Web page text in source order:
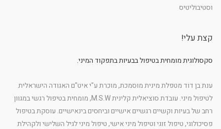
וסטיבוליטיס
קצת עלי!
סקסולוגית מומחית בטיפול בבעיות בתפקוד המיני.
ענת בן דוד מטפלת מינית מוסמכת, מוכרת ע"י איט"ם האגודה הישראלית
לטיפול מיני. עובדת סוציאלית קלינית M.S.W, מומחית בטיפול רגשי במגוון
רחב של בעיות וקשיים רגשיים אישיים וביחסים בינאישיים. עוסקת בטיפול
פסיכולוגי, טיפול זוגי וטיפול מיני אישי, טיפול מיני לגיל השלישי ולקהילת